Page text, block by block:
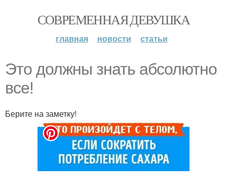
СОВРЕМЕННАЯ ДЕВУШКА
главная новости статьи
Это должны знать абсолютно
все!
Берите на заметку!